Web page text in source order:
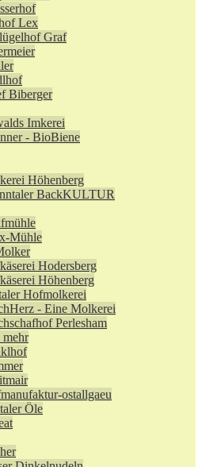
Lex
Graf
Biberger
Imkerei
- BioBiene
Höhenberg
BackKULTUR
Mühle
Hodersberg
Höhenberg
Hofmolkerei
- Eine Molkerei
Perlesham
ostallgaeu
Öle